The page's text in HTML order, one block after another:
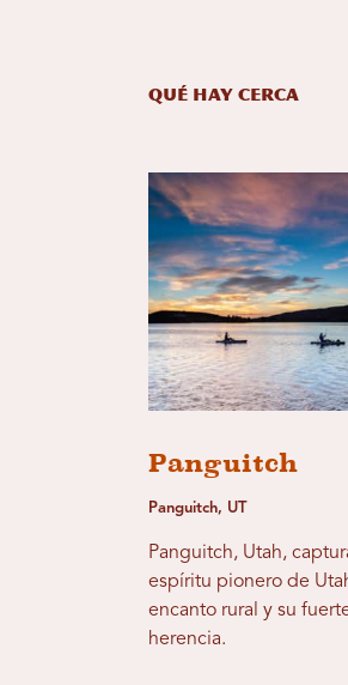
Qué hay cerca
Panguitch
Panguitch, UT
Panguitch, Utah,
espíritu pionero de
encanto rural y su
herencia.